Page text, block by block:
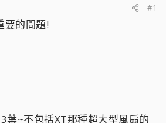
#1
要的問題!
葉~不包括XT那種超大型風扇的